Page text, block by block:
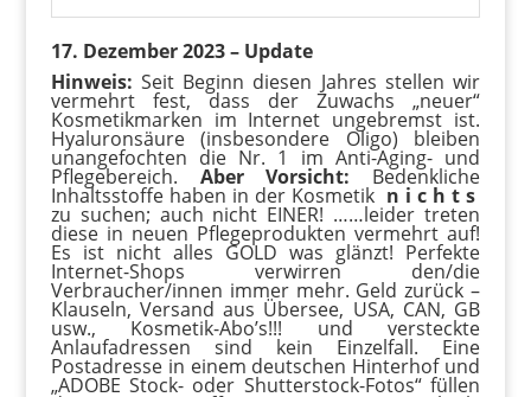
17. Dezember 2023 – Update
Hinweis: Seit Beginn diesen Jahres stellen wir
vermehrt fest, dass der Zuwachs „neuer“
Kosmetikmarken im Internet ungebremst ist.
Hyaluronsäure (insbesondere Oligo) bleiben
unangefochten die Nr. 1 im Anti-Aging- und
Pflegebereich. Aber Vorsicht: Bedenkliche
Inhaltsstoffe haben in der Kosmetik n i c h t s
zu suchen; auch nicht EINER! ……leider treten
diese in neuen Pflegeprodukten vermehrt auf!
Es ist nicht alles GOLD was glänzt! Perfekte
Internet-Shops verwirren den/die
Verbraucher/innen immer mehr. Geld zurück –
Klauseln, Versand aus Übersee, USA, CAN, GB
usw., Kosmetik-Abo’s!!! und versteckte
Anlaufadressen sind kein Einzelfall. Eine
Postadresse in einem deutschen Hinterhof und
„ADOBE Stock- oder Shutterstock-Fotos“ füllen